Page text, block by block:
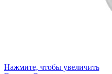
Нажмите, чтобы увеличить